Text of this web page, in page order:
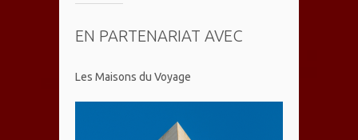
EN PARTENARIAT AVEC
Les Maisons du Voyage